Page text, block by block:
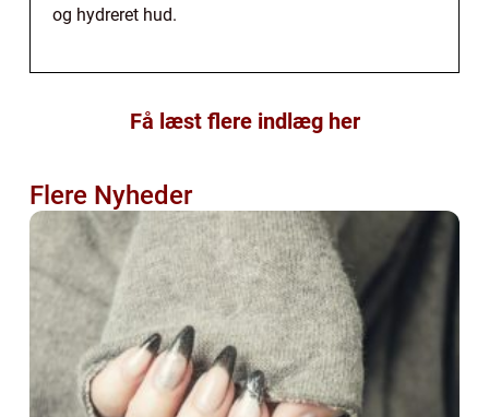
og hydreret hud.
Få læst flere indlæg her
Flere Nyheder